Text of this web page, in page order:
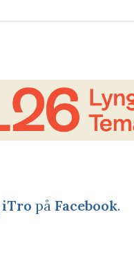
iTro på Facebook.